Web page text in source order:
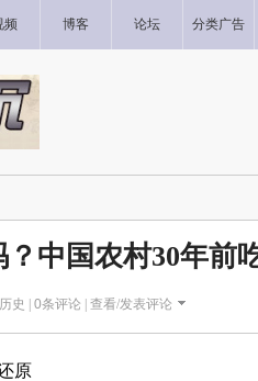
频 博客 论坛 分类广告
中国农村30年前
史 | 0条评论 | 查看/发表评论
原